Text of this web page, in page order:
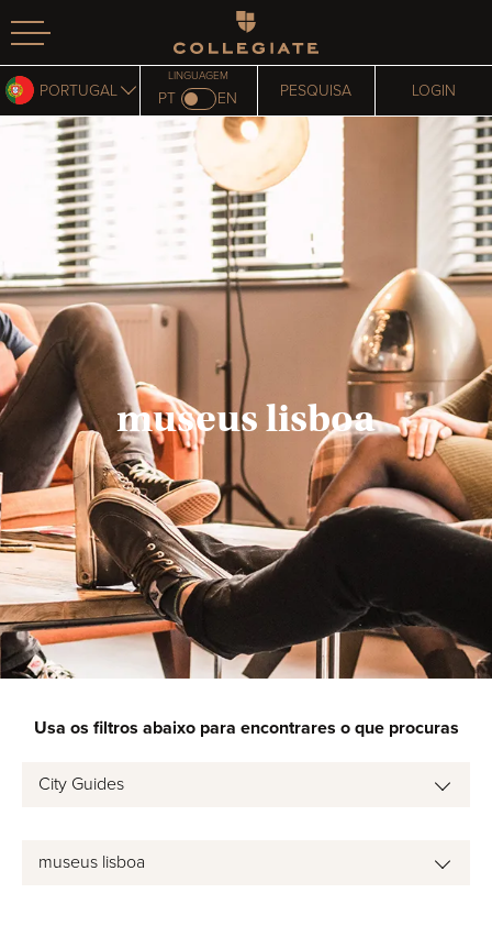
Homepage
PORTUGAL PT
LINGUAGEM
EN PESQUISA LOGIN
museus lisboa
Usa os filtros abaixo para encontrares o que procuras